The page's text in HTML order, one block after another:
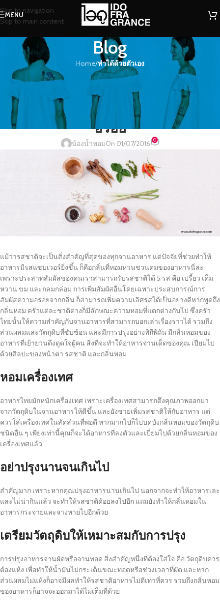
Skip to navigation
Skip to main content
MENU
Blog
Home/ทำได้ด้วยตัวเอง
ทำได้ด้วยตัวเอง, สาระน่ารู้
เคล็ดลับเพิ่มความหอมให้จานอาหาร..
หอมอย่างเลิศรสมากกว่าแค่ความ
อร่อย
น้องน้ำหอมOn 01/07/2016 0
แม้ว่ารสชาติจะเป็นสิ่งสำคัญที่สุดของทุกจานอาหาร แต่ปัจจัยที่ช่วยทำให้
อาหารมีรสแซบเวอร์ยิ่งขึ้น ก็คือกลิ่นที่หอมหวนชวนดมของอาหารนี่ล่ะ
เพราะประสาทสัมผัสของคนเราสามารถรับรสชาติได้ 5 รส คือ เปรี้ยว เค็ม
หวาน ขม และกลมกล่อม การเพิ่มสัมผัสอื่นโดยเฉพาะประสบการณ์การ
สัมผัสความอร่อยจากกลิ่น ก็สามารถเพิ่มความเลิศรสได้เป็นอย่างดีหากพูดถึง
กลิ่นหอม ครัวแต่ละชาติต่างก็มีลักษณะความหอมที่แตกต่างกันไป ซึ่งครัว
ไทยนั้นให้ความสำคัญกับจานอาหารที่สามารถบอกเล่าเรื่องราวได้ รวมถึง
ส่วนผสมและวัตถุดิบที่ซับซ้อน และมีการปรุงอย่างพิถีพิถัน มีกลิ่นหอมของ
อาหารที่เย้ายวนดึงดูดใจผู้คน สิ่งที่จะทำให้อาหารจานเด็ดของคุณ เปี่ยมไป
ด้วยศิลปะของหน้าตา รสชาติ และกลิ่นหอม
หอมเครื่องเทศ
อาหารไทยมักหนักเครื่องเทศ เพราะเครื่องเทศสามารถดึงคุณภาพออกมา
จากวัตถุดิบในจานอาหารให้ดีขึ้น และยังช่วยเพิ่มรสชาติให้กับอาหาร แต่
ควรใส่เครื่องเทศในสัดส่วนที่พอดี หากมากไปก็ไปบดบังกลิ่นหอมของวัตถุดิบ
ชนิดอื่น ๆ เพียงเท่านี้คุณก็จะได้อาหารที่ลงตัวและเปี่ยมไปด้วยกลิ่นหอมของ
เครื่องเทศแล้ว
อย่าปรุงนานจนเกินไป
สำคัญมาก เพราะหากคุณปรุงอาหารนานเกินไป นอกจากจะทำให้อาหารเละ
และไม่น่ากินแล้ว จะทำให้รสชาติด้อยลงไปอีก แถมยังทำให้กลิ่นหอมใน
อาหารกระจายและจางหายไปอีกด้วย
เตรียมวัตถุดิบให้เหมาะสมกับการปรุง
การปรุงอาหารจานผัดหรือจานทอด สิ่งสำคัญหนึ่งที่ต้องใส่ใจ คือ วัตถุดิบควร
ต้องแห้ง เพื่อทำให้น้ำมันไม่กระเด็นขณะทอดหรือช่วงเวลาที่ผัด และหาก
ส่วนผสมไม่แห้งก็อาจมีผลทำให้รสชาติอาหารไม่ดีเท่าที่ควร รวมถึงกลิ่นหอม
ของอาหารก็อาจจะออกมาได้ไม่เต็มที่ด้วย